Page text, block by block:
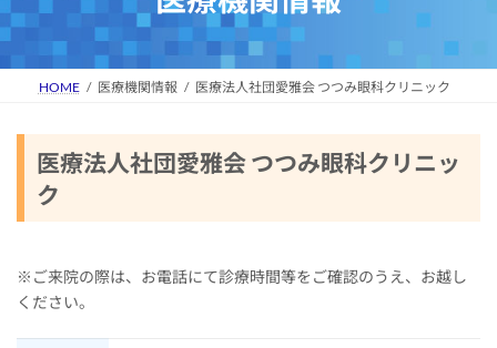
ッ
プ
移
動
HOME 医療機関情報 医療法人社団愛雅会 つつみ眼科クリニック
医療法人社団愛雅会 つつみ眼科クリニッ
ク
※ご来院の際は、お電話にて診療時間等をご確認のうえ、お越し
ください。